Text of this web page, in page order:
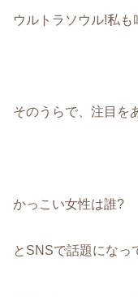
ウルトラソウル!私
そのうらで、注目を
かっこい女性は誰?
とSNSで話題になっ